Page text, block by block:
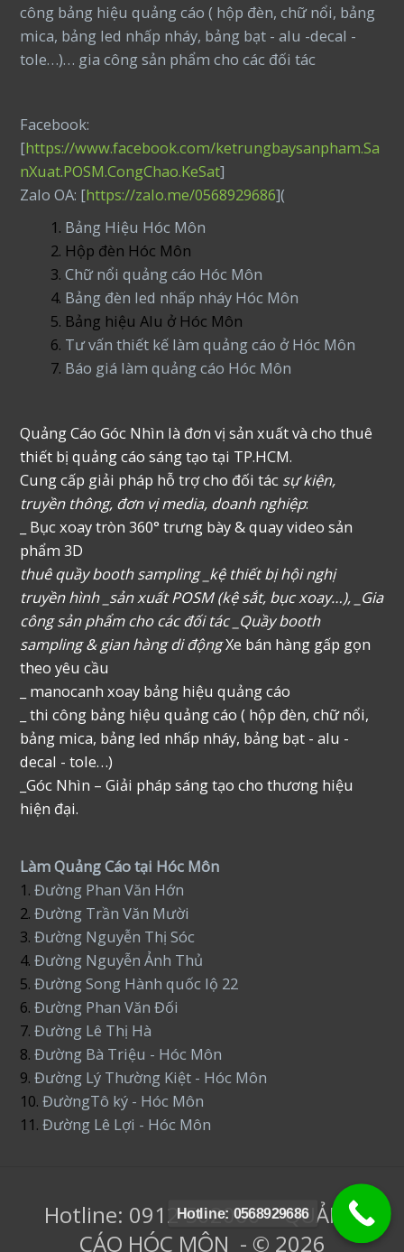
công bảng hiệu quảng cáo ( hộp đèn, chữ nổi, bảng
mica, bảng led nhấp nháy, bảng bạt - alu -decal -
tole…)… gia công sản phẩm cho các đối tác
Facebook:
[https://www.facebook.com/ketrungbaysanpham.Sa
nXuat.POSM.CongChao.KeSat]
Zalo OA: [https://zalo.me/0568929686](
Bảng Hiệu Hóc Môn
Hộp đèn Hóc Môn
Chữ nổi quảng cáo Hóc Môn
Bảng đèn led nhấp nháy Hóc Môn
Bảng hiệu Alu ở Hóc Môn
Tư vấn thiết kế làm quảng cáo ở Hóc Môn
Báo giá làm quảng cáo Hóc Môn
Quảng Cáo Góc Nhìn là đơn vị sản xuất và cho thuê
thiết bị quảng cáo sáng tạo tại TP.HCM.
Cung cấp giải pháp hỗ trợ cho đối tác sự kiện,
truyền thông, đơn vị media, doanh nghiệp:
_ Bục xoay tròn 360° trưng bày & quay video sản
phẩm 3D
thuê quầy booth sampling _kệ thiết bị hội nghị
truyền hình _sản xuất POSM (kệ sắt, bục xoay…), _Gia
công sản phẩm cho các đối tác _Quầy booth
sampling & gian hàng di độngXe bán hàng gấp gọn
theo yêu cầu
_ manocanh xoay bảng hiệu quảng cáo
_ thi công bảng hiệu quảng cáo ( hộp đèn, chữ nổi,
bảng mica, bảng led nhấp nháy, bảng bạt - alu -
decal - tole…)
_Góc Nhìn – Giải pháp sáng tạo cho thương hiệu
hiện đại.
Làm Quảng Cáo tại Hóc Môn
1.Đường Phan Văn Hớn
2.Đường Trần Văn Mười
3.Đường Nguyễn Thị Sóc
4. Đường Nguyễn Ảnh Thủ
5.Đường Song Hành quốc lộ 22
6.Đường Phan Văn Đối
7. Đường Lê Thị Hà
8.Đường Bà Triệu - Hóc Môn
9.Đường Lý Thường Kiệt - Hóc Môn
10.ĐườngTô ký - Hóc Môn
11.Đường Lê Lợi - Hóc Môn
Hotline: 0912 502060 - QUẢNG
CÁO HÓC MÔN - © 2026
Hotline: 0568929686